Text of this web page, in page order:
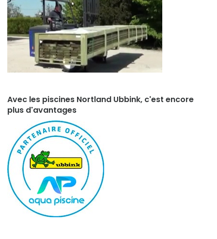
Avec les piscines Nortland Ubbink, c'est encore
plus d'avantages